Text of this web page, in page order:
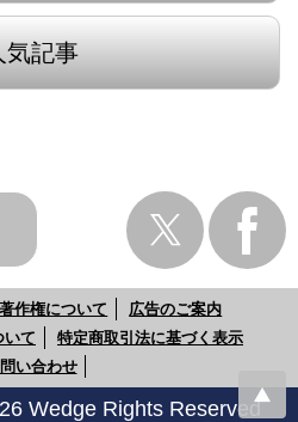
気記事
著作権について
広告のご案内
いて
特定商取引法に基づく表示
い合わせ
Wedge Rights Reserved